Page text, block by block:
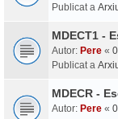
Publicat a
MDECT1 -
Autor: Pere «
Publicat a
MDECR -
Autor: Pere «